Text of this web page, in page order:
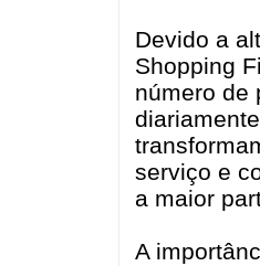
Devido a
Shopping
número de
serviço e
a maior
A